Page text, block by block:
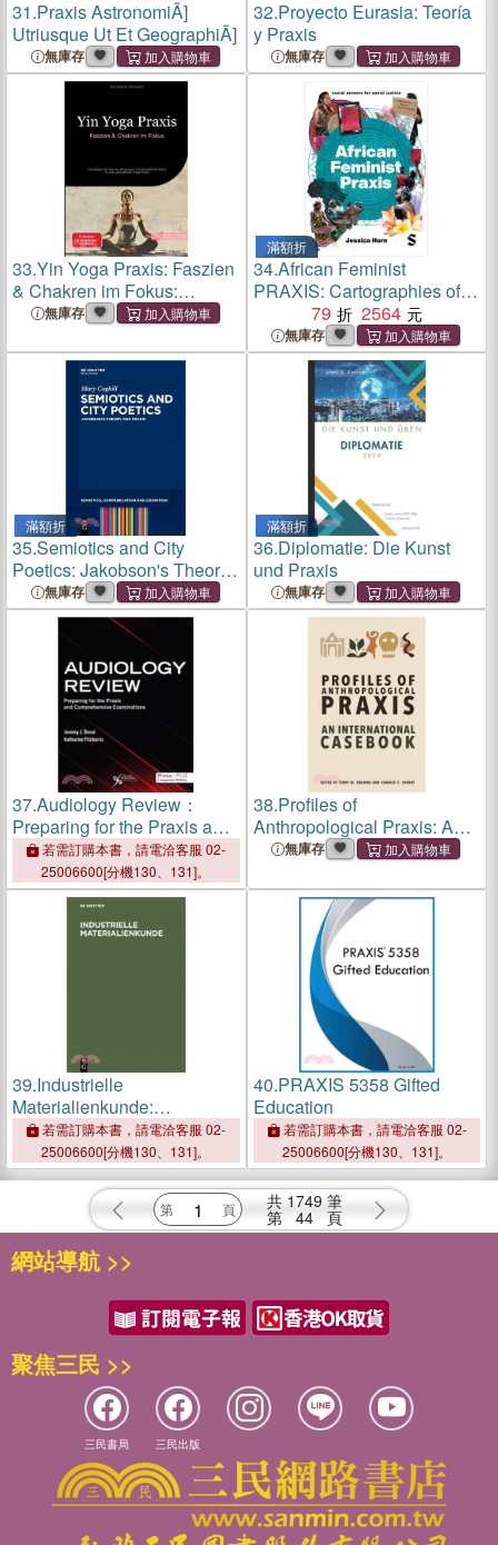
31.Praxis AstronomiÃ]
Utriusque Ut Et GeographiÃ]
無庫存
32.Proyecto Eurasia: Teoría
y Praxis
無庫存
33.Yin Yoga Praxis: Faszien
& Chakren im Fokus:
Grundlagen der Asanas,
energetische Arbeit für eine
ganzheitliche Yoga-Praxis
無庫存
滿額折
34.African Feminist
PRAXIS: Cartographies of
Liberatory Worldmaking
79 2564
無庫存
滿額折
35.Semiotics and City
Poetics: Jakobson's Theory
and PRAXIS
無庫存
滿額折
36.Diplomatie: Die Kunst
und Praxis
無庫存
37.Audiology Review：
Preparing for the Praxis and
Comprehensive
Examinations
若需訂購本書，請電洽客服 02-
25006600[分機130、131]。
38.Profiles of
Anthropological Praxis: An
International Casebook
無庫存
39.Industrielle
Materialienkunde:
Handbuch Für Die Praxis
若需訂購本書，請電洽客服 02-
25006600[分機130、131]。
40.PRAXIS 5358 Gifted
Education
若需訂購本書，請電洽客服 02-
25006600[分機130、131]。
共 1749 筆
第 44 頁
網站導航 >>
聚焦三民 >>
三民書局 三民出版